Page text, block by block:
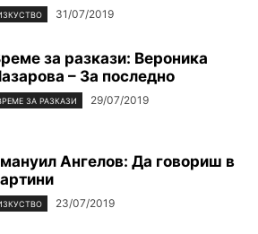
31/07/2019
за разкази: Вероника
– За последно
ЗА РАЗКАЗИ 29/07/2019
Ангелов: Да говориш в
23/07/2019